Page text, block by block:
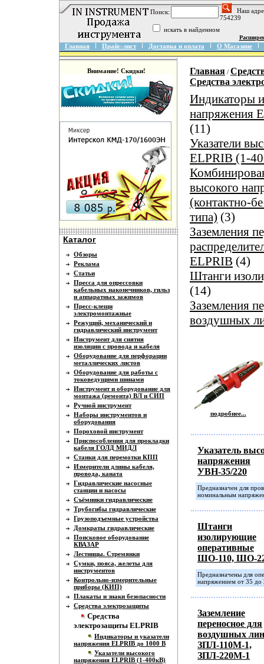
Поиск:
Наш
754239
искать в найденном
Главная Прайс-лист Доставка и оплата О Магазине
Внимание! Скидки!
Каталог
Обзоры
Реклама
Статьи
Пресса для опрессовки
кабельных наконечников, гильз
и аппаратных зажимов
Пресс-клещи
электромонтажные
Режущий, механический и
гидравлический инструмент
Инструмент для снятия
изоляции с провода и кабеля
Оборудование для перфорации
металлических листов
Оборудование для работы с
токоведущими шинами
Инструмент и оборудование для
монтажа (ремонта) ВЛ и СИП
Ручной инструмент
Наборы инструментов и
оборудования
Пороховой инструмент
Приспособления для прокладки
кабеля ГОЛД МИДЛ
Станки для перемотки КПП
Измерители длины кабеля,
провода, каната
Гидравлические насосные
станции и насосы
Съёмники гидравлические
Трубогибы гидравлические
Грузоподъемные устройства
Домкраты гидравлические
Поисковое оборудование
КВАЗАР
Лестницы. Стремянки
Сумки, пояса, желеты для
инструментов
Контрольно-измерительные
приборы (КИП)
Плакаты и знаки безопасности
Средства электрозащиты
Средства
электрозащиты ELPRIB
Индикаторы и указатели
напряжения ELPRIB до 1000 В
Указатели высокого
напряжения ELPRIB (1-400кВ)
Главная /
Средства
Индикаторы и
напряжения
(11)
Указатели
ELPRIB (1-
высокого
(контактно-
типа) (3)
Заземления
ELPRIB (4)
Штанги
(14)
Заземления
воздушных
подробнее...
Указатель
напряжения
УВН-35/220
Предназначен для
номинальным
Штанги
изолирующие
оперативные
ШО-110, ШО-
Предназначены для
напряжением от 35 до
Заземление
переносное для
воздушных
ЗПЛ-110М-1,
ЗПЛ-220М-1